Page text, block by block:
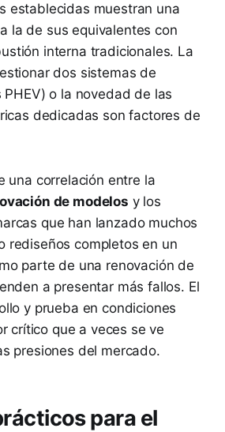
establecidas muestran una
la de sus equivalentes con
interna tradicionales. La
dos sistemas de
PHEV) o la novedad de las
dedicadas son factores de
una correlación entre la
de modelos y los
que han lanzado muchos
rediseños completos en un
parte de una renovación de
a presentar más fallos. El
y prueba en condiciones
crítico que a veces se ve
presiones del mercado.
para el